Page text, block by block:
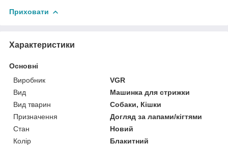
Приховати
Характеристики
Основні
Виробник
VGR
Вид
Машинка для стрижки
Вид тварин
Собаки, Кішки
Призначення
Догляд за лапами/кігтями
Стан
Новий
Колір
Блакитний